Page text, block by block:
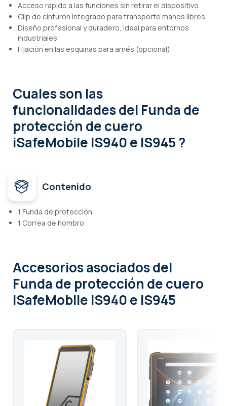
Acceso rápido a las funciones sin retirar el dispositivo
Clip de cinturón integrado para transporte manos libres
Diseño profesional y duradero, ideal para entornos
industriales
Fijación en las esquinas para arnés (opcional)
Cuales son las
funcionalidadesdel Funda de
protección de cuero
iSafeMobile IS940 e IS945 ?
Contenido
1 Funda de protección
1 Correa de hombro
Accesorios asociadosdel
Funda de protección de cuero
iSafeMobile IS940 e IS945